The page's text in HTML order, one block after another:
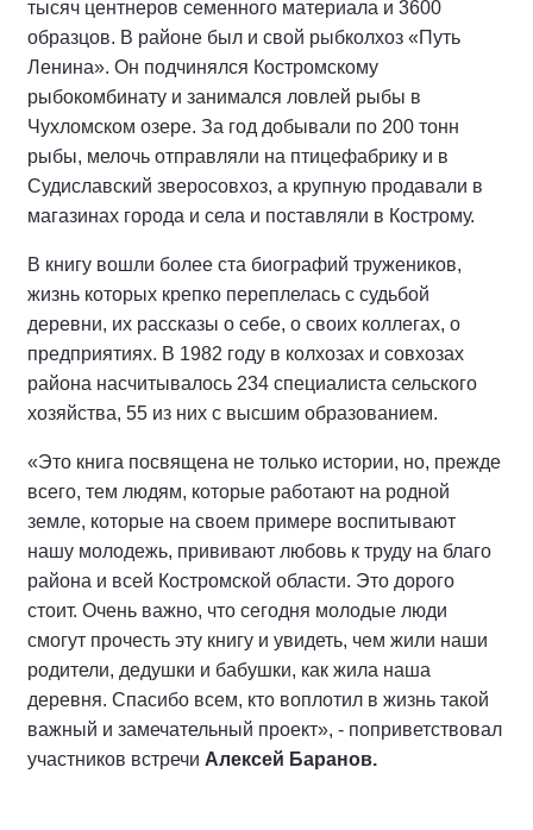
тысяч центнеров семенного материала и 3600
образцов. В районе был и свой рыбколхоз «Путь
Ленина». Он подчинялся Костромскому
рыбокомбинату и занимался ловлей рыбы в
Чухломском озере. За год добывали по 200 тонн
рыбы, мелочь отправляли на птицефабрику и в
Судиславский зверосовхоз, а крупную продавали в
магазинах города и села и поставляли в Кострому.
В книгу вошли более ста биографий тружеников,
жизнь которых крепко переплелась с судьбой
деревни, их рассказы о себе, о своих коллегах, о
предприятиях. В 1982 году в колхозах и совхозах
района насчитывалось 234 специалиста сельского
хозяйства, 55 из них с высшим образованием.
«Это книга посвящена не только истории, но, прежде
всего, тем людям, которые работают на родной
земле, которые на своем примере воспитывают
нашу молодежь, прививают любовь к труду на благо
района и всей Костромской области. Это дорого
стоит. Очень важно, что сегодня молодые люди
смогут прочесть эту книгу и увидеть, чем жили наши
родители, дедушки и бабушки, как жила наша
деревня. Спасибо всем, кто воплотил в жизнь такой
важный и замечательный проект», - поприветствовал
участников встречи Алексей Баранов.